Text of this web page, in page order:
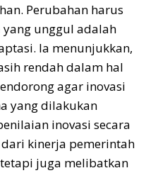
Perubahan harus
unggul adalah
Ia menunjukkan,
rendah dalam hal
agar inovasi
yang dilakukan
inovasi secara
kinerja pemerintah
juga melibatkan